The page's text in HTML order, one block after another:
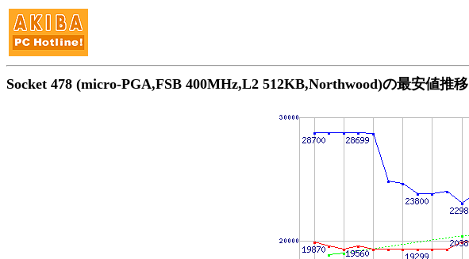
Socket 478 (micro-PGA,FSB 400MHz,L2 512KB,Northwood)の最安値推移